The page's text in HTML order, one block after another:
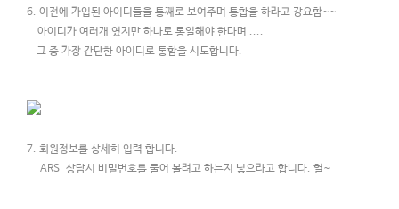
6. 이전에 가입된 아이디들을 통째로 보여주며 통합을 하라고 강요함~~
아이디가 여러개 였지만 하나로 통일해야 한다며 ....
그 중 가장 간단한 아이디로 통함을 시도합니다.
7. 회원정보를 상세히 입력 합니다.
ARS 상담시 비밀번호를 물어 볼려고 하는지 넣으라고 합니다. 헐~